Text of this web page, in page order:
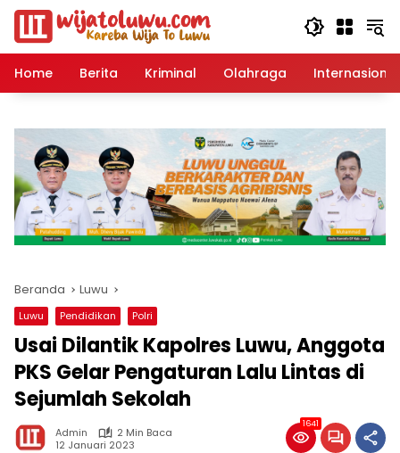
Langsung
konten
Home
Berita Kriminal Olahraga Internasional
Beranda Luwu
Luwu Pendidikan Polri
Usai Dilantik Kapolres Luwu, Anggota
PKS Gelar Pengaturan Lalu Lintas di
Sejumlah Sekolah
Admin
2 Min Baca
12 Januari 2023
1641